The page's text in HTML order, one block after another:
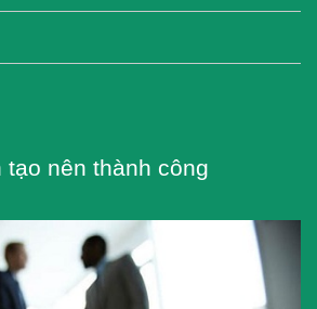
tạo nên thành công